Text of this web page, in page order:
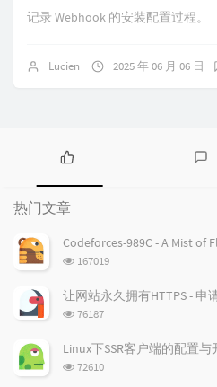
记录 Webhook 的安装配置过程。
Lucien 2025 年 06 月 06 日
热
门
文
章
论
热门文章
Codeforces-989C - A Mist of
浏
次
数:
167019
让网站永久拥有HTTPS - 申
浏
次
76187
Linux下SSR客户端的配置与
浏
72610